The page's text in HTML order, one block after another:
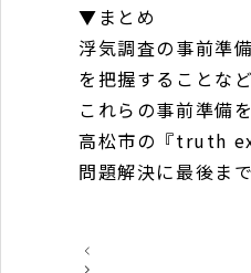
▼まとめ
浮気調査の事前準
を把握することな
これらの事前準備
高松市の『truth
問題解決に最後ま
投
稿